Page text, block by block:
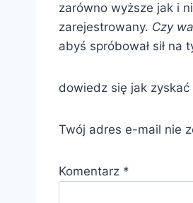
zarówno wyższe jak i
zarejestrowany. Czy
abyś spróbował sił
dowiedz się jak
Twój adres e-mail nie
Komentarz *